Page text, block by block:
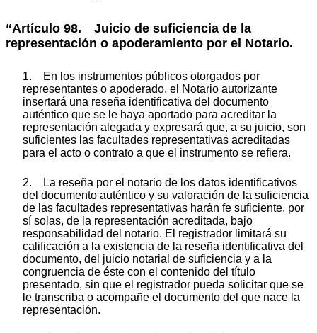
“Artículo 98. Juicio de suficiencia de la
representación o apoderamiento por el Notario.
1. En los instrumentos públicos otorgados por
representantes o apoderado, el Notario autorizante
insertará una reseña identificativa del documento
auténtico que se le haya aportado para acreditar la
representación alegada y expresará que, a su juicio, son
suficientes las facultades representativas acreditadas
para el acto o contrato a que el instrumento se refiera.
2. La reseña por el notario de los datos identificativos
del documento auténtico y su valoración de la suficiencia
de las facultades representativas harán fe suficiente, por
sí solas, de la representación acreditada, bajo
responsabilidad del notario. El registrador limitará su
calificación a la existencia de la reseña identificativa del
documento, del juicio notarial de suficiencia y a la
congruencia de éste con el contenido del título
presentado, sin que el registrador pueda solicitar que se
le transcriba o acompañe el documento del que nace la
representación.